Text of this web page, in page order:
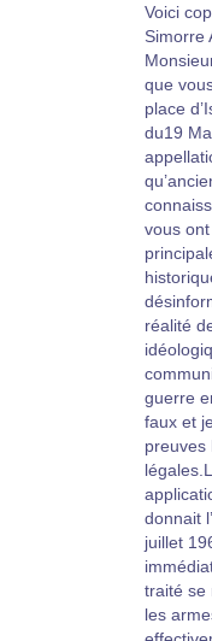
Voici
Simorre
que
place
du19
vous
réalité
guerre
faux et
preuves
donnait
juillet
traité se
les